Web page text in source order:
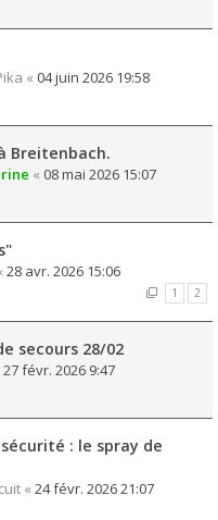
« 04 juin 2026 19:58
Breitenbach.
« 08 mai 2026 15:07
28 avr. 2026 15:06
1 2
secours 28/02
27 févr. 2026 9:47
: le spray de
« 24 févr. 2026 21:07